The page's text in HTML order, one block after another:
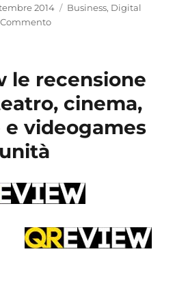
2014 Categorie
Business, Digital
le recensione
cinema,
videogames